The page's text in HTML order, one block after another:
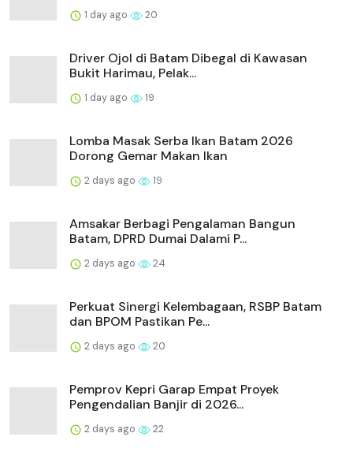
1 day ago 20
Driver Ojol di Batam Dibegal di Kawasan
Bukit Harimau, Pelak...
1 day ago 19
Lomba Masak Serba Ikan Batam 2026
Dorong Gemar Makan Ikan
2 days ago 19
Amsakar Berbagi Pengalaman Bangun
Batam, DPRD Dumai Dalami P...
2 days ago 24
Perkuat Sinergi Kelembagaan, RSBP Batam
dan BPOM Pastikan Pe...
2 days ago 20
Pemprov Kepri Garap Empat Proyek
Pengendalian Banjir di 2026...
2 days ago 22